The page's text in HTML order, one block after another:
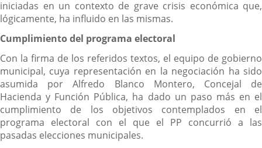
iniciadas en un contexto de grave crisis económica que,
lógicamente, ha influido en las mismas.
Cumplimiento del programa electoral
Con la firma de los referidos textos, el equipo de gobierno
municipal, cuya representación en la negociación ha sido
asumida por Alfredo Blanco Montero, Concejal de
Hacienda y Función Pública, ha dado un paso más en el
cumplimiento de los objetivos contemplados en el
programa electoral con el que el PP concurrió a las
pasadas elecciones municipales.